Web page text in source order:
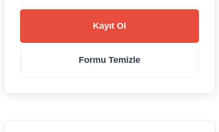
Kayıt Ol
Formu Temizle